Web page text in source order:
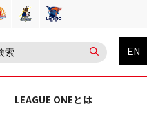
EN
LEAGUE ONEとは